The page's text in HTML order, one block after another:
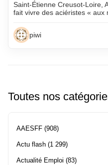
Saint-Étienne Creusot-Loire,
fait vivre des aciéristes « aux
piwi
Toutes nos
AAESFF (908)
Actu flash (1 299)
Actualité Emploi (83)